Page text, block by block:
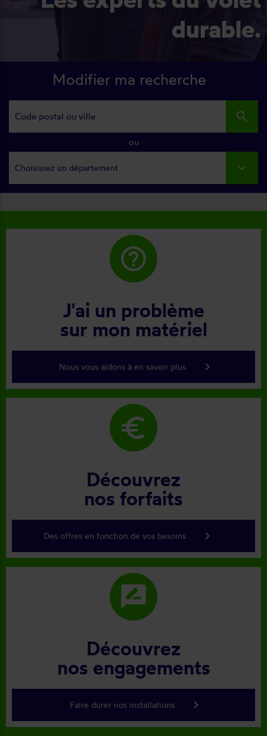
durable.
Modifier ma recherche
search
ou
Choisissez un département
help_outline
J'ai un problème
sur mon matériel
Nous vous aidons à en savoir plus keyboard_arrow_right
euro
Découvrez
nos forfaits
Des offres en fonction de vos besoins keyboard_arrow_right
rate_review
Découvrez
nos engagements
Faire durer nos installations keyboard_arrow_right